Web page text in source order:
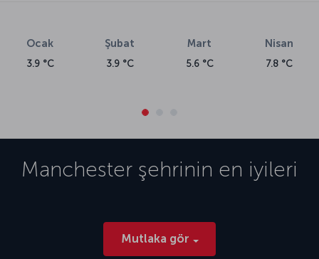
Ocak
3.9 °C
Şubat
3.9 °C
Mart
5.6 °C
Nisan
7.8 °C
Manchester şehrinin en iyileri
Mutlaka gör